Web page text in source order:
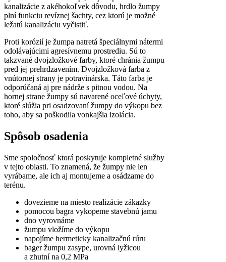
kanalizácie z akéhokoľvek dôvodu, hrdlo žumpy
plní funkciu revíznej šachty, cez ktorú je možné
ležatú kanalizáciu vyčistiť.
Proti korózií je žumpa natretá špeciálnymi nátermi
odolávajúcimi agresívnemu prostrediu. Sú to
takzvané dvojzložkové farby, ktoré chránia žumpu
pred jej prehrdzavením. Dvojzložková farba z
vnútornej strany je potravinárska. Táto farba je
odporúčaná aj pre nádrže s pitnou vodou. Na
hornej strane žumpy sú navarené oceľové úchyty,
ktoré slúžia pri osadzovaní žumpy do výkopu bez
toho, aby sa poškodila vonkajšia izolácia.
Spôsob osadenia
Sme spoločnosť ktorá poskytuje kompletné služby
v tejto oblasti. To znamená, že žumpy nie len
vyrábame, ale ich aj montujeme a osádzame do
terénu.
dovezieme na miesto realizácie zákazky
pomocou bagra vykopeme stavebnú jamu
dno vyrovnáme
žumpu vložíme do výkopu
napojíme hermeticky kanalizačnú rúru
bager žumpu zasype, urovná lyžicou
a zhutní na 0,2 MPa